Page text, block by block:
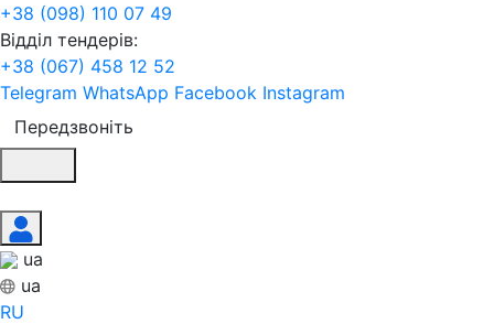
+38 (098) 110 07 49
Відділ тендерів:
+38 (067) 458 12 52
Telegram WhatsApp Facebook Instagram
Передзвоніть
ua
ua
RU